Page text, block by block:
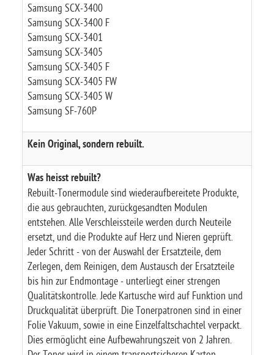
Samsung SCX-3400
Samsung SCX-3400 F
Samsung SCX-3401
Samsung SCX-3405
Samsung SCX-3405 F
Samsung SCX-3405 FW
Samsung SCX-3405 W
Samsung SF-760P
Kein Original, sondern rebuilt.
Was heisst rebuilt?
Rebuilt-Tonermodule sind wiederaufbereitete Produkte,
die aus gebrauchten, zurückgesandten Modulen
entstehen. Alle Verschleissteile werden durch Neuteile
ersetzt, und die Produkte auf Herz und Nieren geprüft.
Jeder Schritt - von der Auswahl der Ersatzteile, dem
Zerlegen, dem Reinigen, dem Austausch der Ersatzteile
bis hin zur Endmontage - unterliegt einer strengen
Qualitätskontrolle. Jede Kartusche wird auf Funktion und
Druckqualität überprüft. Die Tonerpatronen sind in einer
Folie Vakuum, sowie in eine Einzelfaltschachtel verpackt.
Dies ermöglicht eine Aufbewahrungszeit von 2 Jahren.